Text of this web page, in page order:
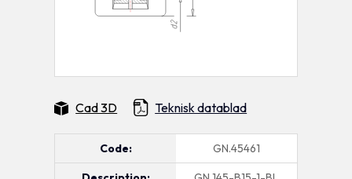
Code: GN.45461
Cad 3D Teknisk datablad